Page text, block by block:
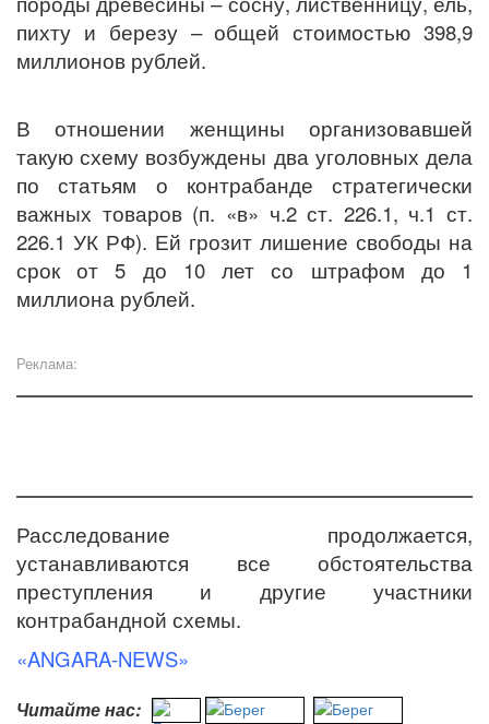
пихту и березу – общей стоимостью 398,9
миллионов рублей.
В отношении женщины организовавшей
такую схему возбуждены два уголовных дела
по статьям о контрабанде стратегически
важных товаров (п. «в» ч.2 ст. 226.1, ч.1 ст.
226.1 УК РФ). Ей грозит лишение свободы на
срок от 5 до 10 лет со штрафом до 1
миллиона рублей.
Реклама:
Расследование продолжается,
устанавливаются все обстоятельства
преступления и другие участники
контрабандной схемы.
«ANGARA-NEWS»
Читайте нас: